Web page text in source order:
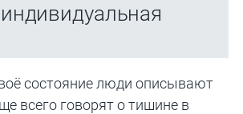
состояние люди описывают
всего говорят о тишине в